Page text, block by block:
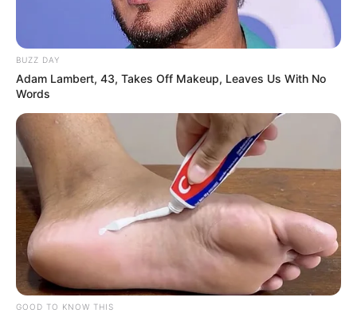
BUZZ DAY
Adam Lambert, 43, Takes Off Makeup, Leaves Us With No
Words
GOOD TO KNOW THIS